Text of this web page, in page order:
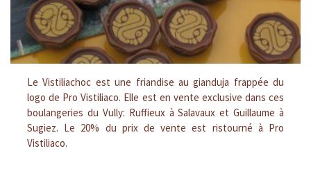
Le Vistiliachoc est une friandise au gianduja frappée du
logo de Pro Vistiliaco. Elle est en vente exclusive dans ces
boulangeries du Vully: Ruffieux à Salavaux et Guillaume à
Sugiez. Le 20% du prix de vente est ristourné à Pro
Vistiliaco.